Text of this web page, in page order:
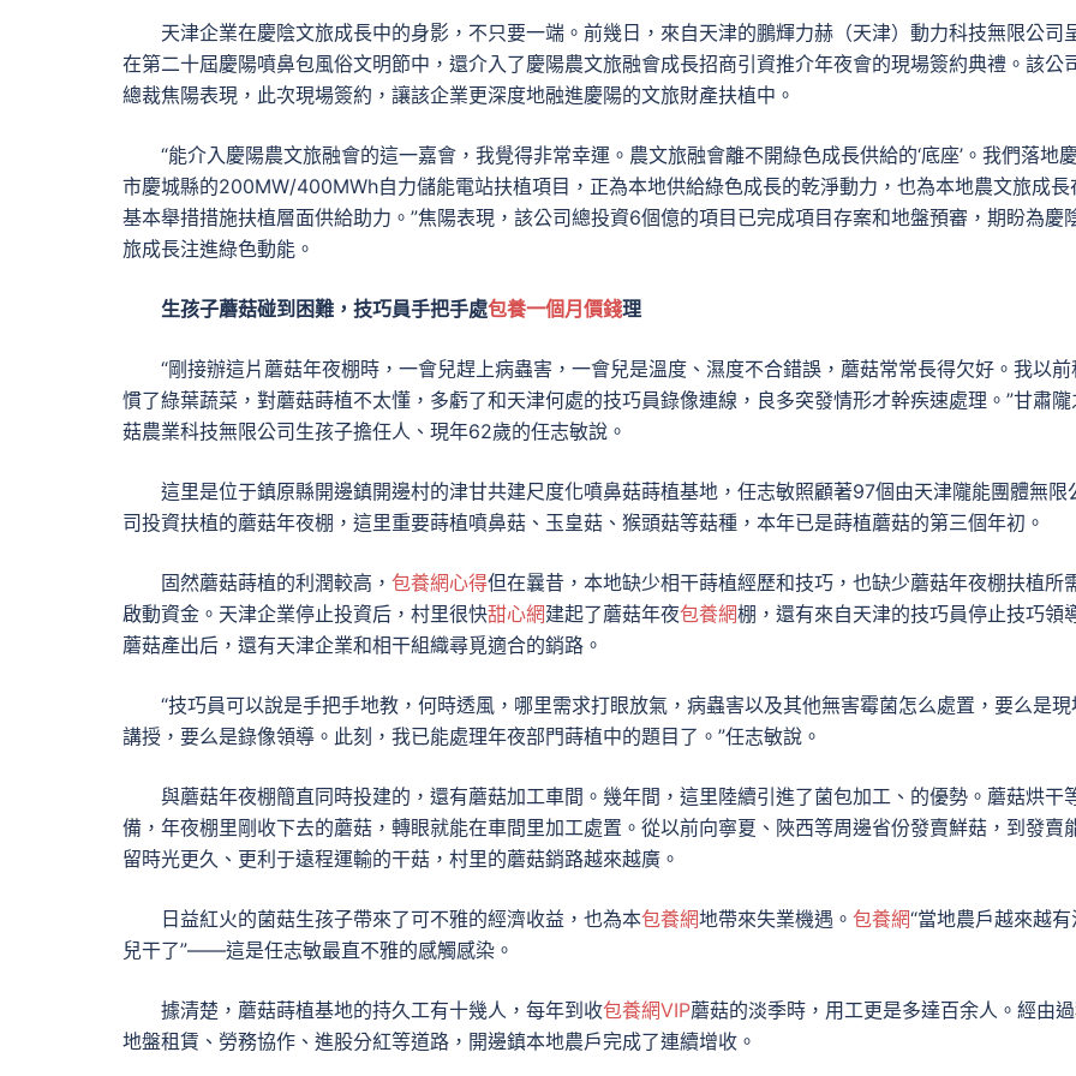
天津企業在慶陰文旅成長中的身影，不只要一端。前幾日，來自天津的鵬輝力赫（天津）動力科技無限公司
在第二十屆慶陽噴鼻包風俗文明節中，還介入了慶陽農文旅融會成長招商引資推介年夜會的現場簽約典禮。該公
總裁焦陽表現，此次現場簽約，讓該企業更深度地融進慶陽的文旅財產扶植中。
“能介入慶陽農文旅融會的這一嘉會，我覺得非常幸運。農文旅融會離不開綠色成長供給的‘底座’。我們落地
市慶城縣的200MW/400MWh自力儲能電站扶植項目，正為本地供給綠色成長的乾淨動力，也為本地農文旅成長
基本舉措措施扶植層面供給助力。”焦陽表現，該公司總投資6個億的項目已完成項目存案和地盤預審，期盼為慶
旅成長注進綠色動能。
生孩子蘑菇碰到困難，技巧員手把手處包養一個月價錢理
“剛接辦這片蘑菇年夜棚時，一會兒趕上病蟲害，一會兒是溫度、濕度不合錯誤，蘑菇常常長得欠好。我以前
慣了綠葉蔬菜，對蘑菇蒔植不太懂，多虧了和天津何處的技巧員錄像連線，良多突發情形才幹疾速處理。”甘肅隴
菇農業科技無限公司生孩子擔任人、現年62歲的任志敏說。
這里是位于鎮原縣開邊鎮開邊村的津甘共建尺度化噴鼻菇蒔植基地，任志敏照顧著97個由天津隴能團體無限
司投資扶植的蘑菇年夜棚，這里重要蒔植噴鼻菇、玉皇菇、猴頭菇等菇種，本年已是蒔植蘑菇的第三個年初。
固然蘑菇蒔植的利潤較高， 包養網心得但在曩昔，本地缺少相干蒔植經歷和技巧，也缺少蘑菇年夜棚扶植所
啟動資金。天津企業停止投資后，村里很快甜心網建起了蘑菇年夜包養網棚，還有來自天津的技巧員停止技巧領
蘑菇產出后，還有天津企業和相干組織尋覓適合的銷路。
“技巧員可以說是手把手地教，何時透風，哪里需求打眼放氣，病蟲害以及其他無害霉菌怎么處置，要么是現
講授，要么是錄像領導。此刻，我已能處理年夜部門蒔植中的題目了。”任志敏說。
與蘑菇年夜棚簡直同時投建的，還有蘑菇加工車間。幾年間，這里陸續引進了菌包加工、的優勢。蘑菇烘干
備，年夜棚里剛收下去的蘑菇，轉眼就能在車間里加工處置。從以前向寧夏、陜西等周邊省份發賣鮮菇，到發賣
留時光更久、更利于遠程運輸的干菇，村里的蘑菇銷路越來越廣。
日益紅火的菌菇生孩子帶來了可不雅的經濟收益，也為本包養網地帶來失業機遇。 包養網“當地農戶越來越有
兒干了”——這是任志敏最直不雅的感觸感染。
據清楚，蘑菇蒔植基地的持久工有十幾人，每年到收包養網VIP蘑菇的淡季時，用工更是多達百余人。經由
地盤租賃、勞務協作、進股分紅等道路，開邊鎮本地農戶完成了連續增收。